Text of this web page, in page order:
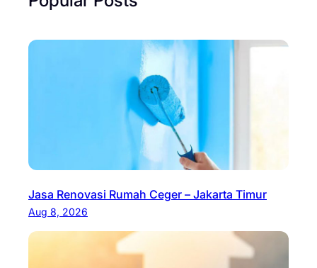
Jasa Renovasi Rumah Ceger – Jakarta Timur
Aug 8, 2026